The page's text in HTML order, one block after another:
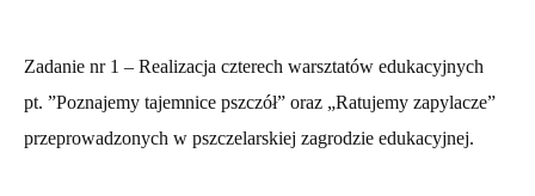
Zadanie nr 1 – Realizacja czterech warsztatów edukacyjnych
pt. ”Poznajemy tajemnice pszczół” oraz „Ratujemy zapylacze”
przeprowadzonych w pszczelarskiej zagrodzie edukacyjnej.